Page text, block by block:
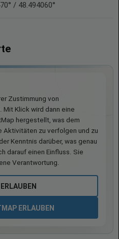
/ 48.494060°
Zustimmung von
Klick wird dann eine
hergestellt, was dem
Aktivitäten zu verfolgen und zu
Kenntnis darüber, was genau
darauf einen Einfluss. Sie
Verantwortung.
ERLAUBEN